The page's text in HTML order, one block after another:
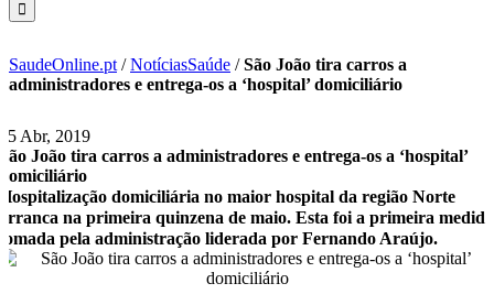
SaudeOnline.pt /NotíciasSaúde /São João tira carros a
administradores e entrega-os a ‘hospital’ domiciliário
15 Abr, 2019
São João tira carros a administradores e entrega-os a ‘hospital’
domiciliário
Hospitalização domiciliária no maior hospital da região Norte
arranca na primeira quinzena de maio. Esta foi a primeira medida
tomada pela administração liderada por Fernando Araújo.